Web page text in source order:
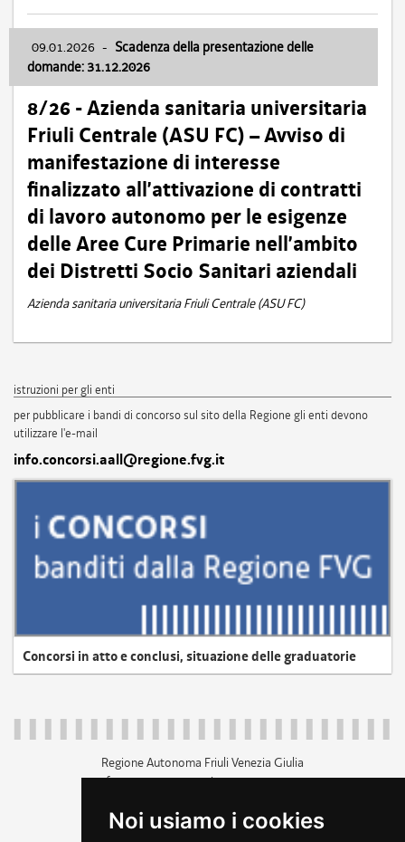
Noi usiamo i cookies
09.01.2026 - Scadenza della presentazione delle
domande: 31.12.2026
8/26 - Azienda sanitaria universitaria
Friuli Centrale (ASU FC) – Avviso di
manifestazione di interesse
finalizzato all’attivazione di contratti
di lavoro autonomo per le esigenze
delle Aree Cure Primarie nell’ambito
dei Distretti Socio Sanitari aziendali
Azienda sanitaria universitaria Friuli Centrale (ASU FC)
istruzioni per gli enti
per pubblicare i bandi di concorso sul sito della Regione gli enti devono
utilizzare l'e-mail
info.concorsi.aall@regione.fvg.it
Concorsi in atto e conclusi, situazione delle graduatorie
Regione Autonoma Friuli Venezia Giulia
c.f. 80014930327; p.iva 00526040324
+39 040 3771111